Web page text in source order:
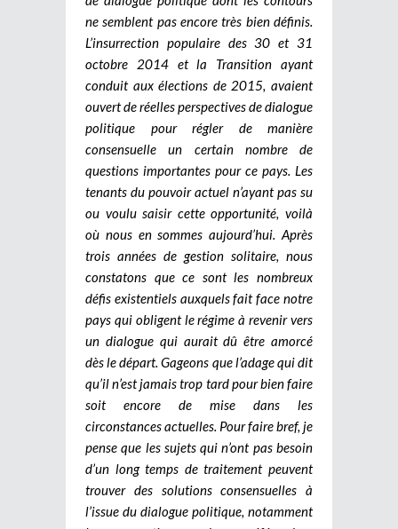
ne semblent pas encore très bien définis.
L’insurrection populaire des 30 et 31
octobre 2014 et la Transition ayant
conduit aux élections de 2015, avaient
ouvert de réelles perspectives de dialogue
politique pour régler de manière
consensuelle un certain nombre de
questions importantes pour ce pays. Les
tenants du pouvoir actuel n’ayant pas su
ou voulu saisir cette opportunité, voilà
où nous en sommes aujourd’hui. Après
trois années de gestion solitaire, nous
constatons que ce sont les nombreux
défis existentiels auxquels fait face notre
pays qui obligent le régime à revenir vers
un dialogue qui aurait dû être amorcé
dès le départ. Gageons que l’adage qui dit
qu’il n’est jamais trop tard pour bien faire
soit encore de mise dans les
circonstances actuelles. Pour faire bref, je
pense que les sujets qui n’ont pas besoin
d’un long temps de traitement peuvent
trouver des solutions consensuelles à
l’issue du dialogue politique, notamment